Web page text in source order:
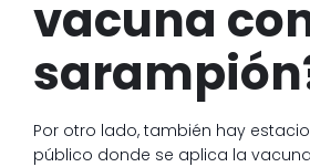
vacuna
Por otro lado, también hay
público donde se aplica la